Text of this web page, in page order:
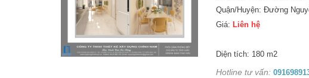
Quận/Huyện: Đường
Giá: Liên hệ
Diện tích: 180 m2
Hotline tư vấn: